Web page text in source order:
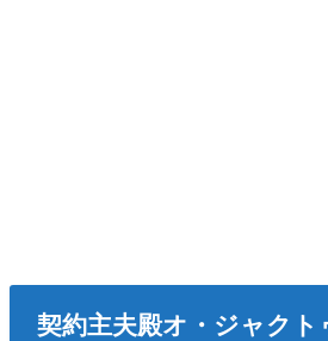
契約主夫殿オ・ジャクト